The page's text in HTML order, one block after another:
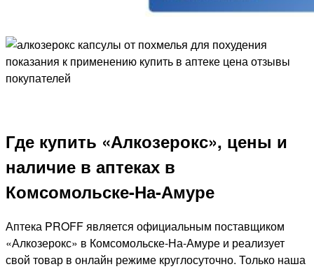
Где купить «Алкозерокс», цены и
наличие в аптеках в
Комсомольске-На-Амуре
Аптека PROFF является официальным поставщиком
«Алкозерокс» в Комсомольске-На-Амуре и реализует
свой товар в онлайн режиме круглосуточно. Только наша